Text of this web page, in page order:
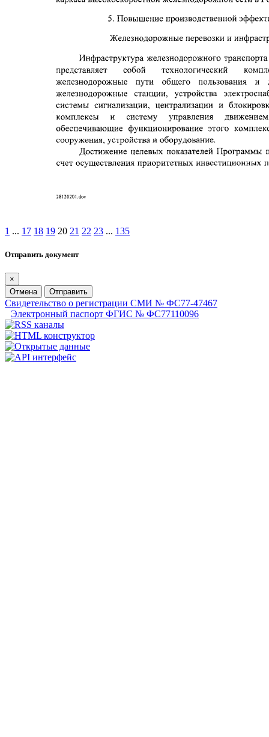
1 ... 17 18 19 20 21 22 23 ... 135
Отправить документ
×
Отмена
Отправить
Свидетельство о регистрации СМИ № ФС77-47467
Электронный паспорт ФГИС № ФС77110096